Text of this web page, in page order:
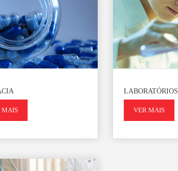
MAIS
LABORATÓRIOS
VER MAIS